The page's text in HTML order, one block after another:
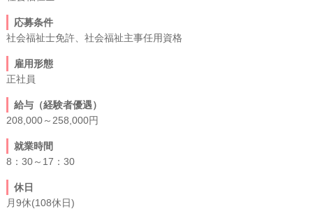
応募条件
社会福祉士免許、社会福祉主事任用資格
雇用形態
正社員
給与（経験者優遇）
208,000～258,000円
就業時間
8：30～17：30
休日
月9休(108休日)